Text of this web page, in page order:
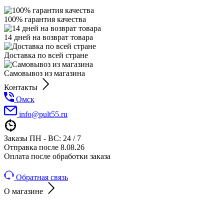
100% гарантия качества
14 дней на возврат товара
Доставка по всей стране
Самовывоз из магазина
Контакты
Омск
info@pult55.ru
Заказы ПН - ВС: 24 / 7
Отправка после 8.08.26
Оплата после обработки заказа
Обратная связь
О магазине